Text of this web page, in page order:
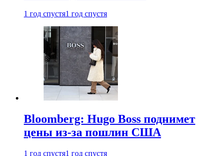
1 год спустя1 год спустя
Bloomberg: Hugo Boss поднимет
цены из-за пошлин США
1 год спустя1 год спустя